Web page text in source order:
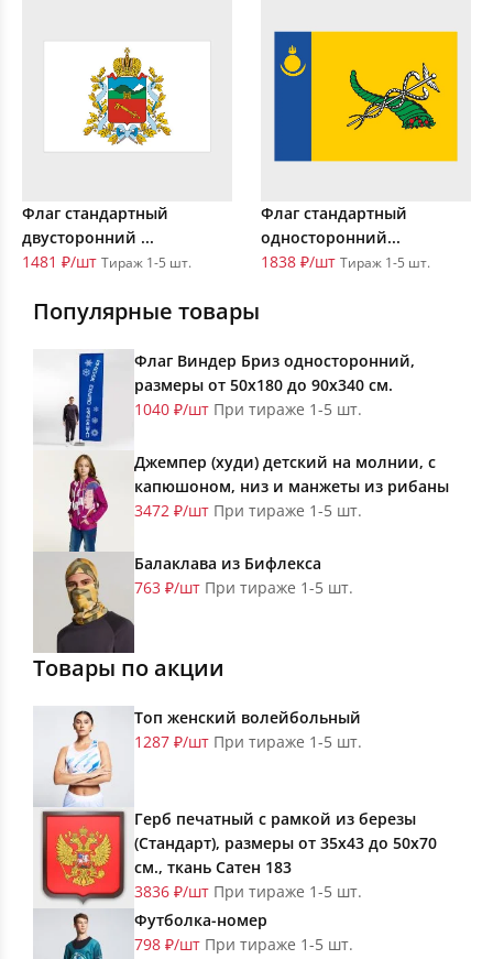
Флаг стандартный
двусторонний ...
1481 ₽/шт Тираж 1-5 шт.
Флаг стандартный
односторонний...
1838 ₽/шт Тираж 1-5 шт.
Популярные товары
Флаг Виндер Бриз односторонний,
размеры от 50х180 до 90х340 см.
1040 ₽/шт При тираже 1-5 шт.
Джемпер (худи) детский на молнии, с
капюшоном, низ и манжеты из рибаны
3472 ₽/шт При тираже 1-5 шт.
Балаклава из Бифлекса
763 ₽/шт При тираже 1-5 шт.
Товары по акции
Топ женский волейбольный
1287 ₽/шт При тираже 1-5 шт.
Герб печатный с рамкой из березы
(Стандарт), размеры от 35х43 до 50х70
см., ткань Сатен 183
3836 ₽/шт При тираже 1-5 шт.
Футболка-номер
798 ₽/шт При тираже 1-5 шт.